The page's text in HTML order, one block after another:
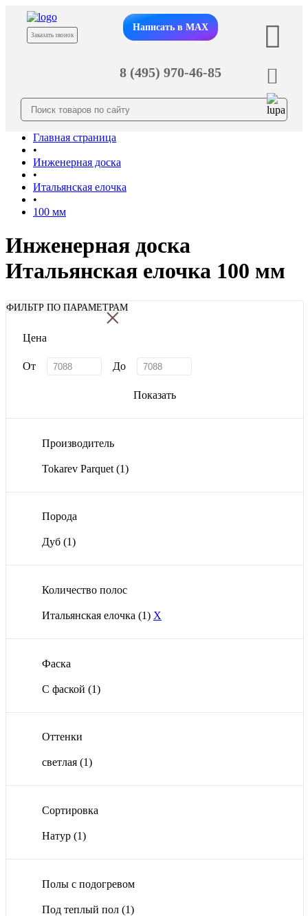
Заказать звонок
Написать в MAX
8 (495) 970-46-85
Главная страница
•
Инженерная доска
•
Итальянская елочка
•
100 мм
Инженерная доска
Итальянская елочка 100 мм
ФИЛЬТР ПО ПАРАМЕТРАМ
×
Цена
От До
Показать
Производитель
Tokarev Parquet (1)
Порода
Дуб (1)
Количество полос
Итальянская елочка (1) X
Фаска
С фаской (1)
Оттенки
светлая (1)
Сортировка
Натур (1)
Полы с подогревом
Под теплый пол (1)